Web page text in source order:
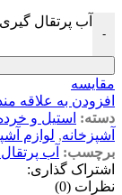
-
آب پرتقال
مقایسه
افزودن به علاقه
دسته: استیل و
آشپزخانه, لوازم
برچسب: آب
اشتراک گذاری:
نظرات (0)